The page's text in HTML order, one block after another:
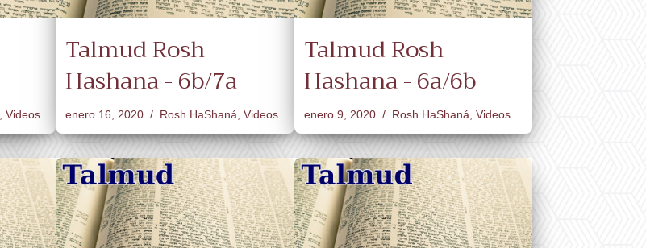
Videos
Talmud Rosh
Hashana - 6b/7a
enero 16, 2020 Rosh HaShaná Videos
Talmud Rosh
Hashana - 6a/6b
enero 9, 2020 Rosh HaShaná Videos